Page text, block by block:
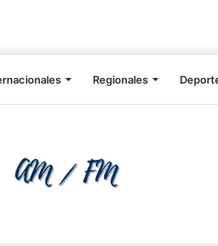
Regionales